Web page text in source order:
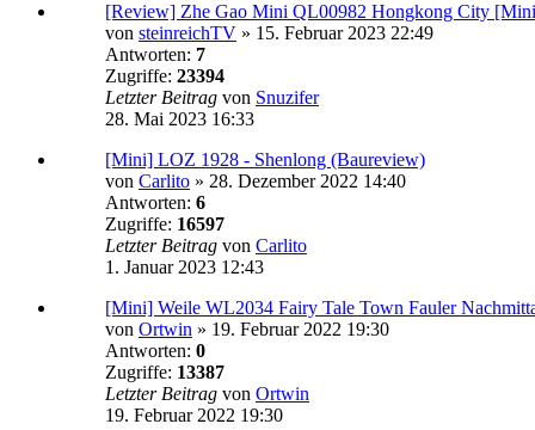
[Review] Zhe Gao Mini QL00982 Hongkong City
von steinreichTV » 15. Februar 2023 22:49
Antworten: 7
Zugriffe: 23394
Letzter Beitrag von Snuzifer
28. Mai 2023 16:33
[Mini] LOZ 1928 - Shenlong (Baureview)
von Carlito » 28. Dezember 2022 14:40
Antworten: 6
Zugriffe: 16597
Letzter Beitrag von Carlito
1. Januar 2023 12:43
[Mini] Weile WL2034 Fairy Tale Town Fauler
von Ortwin » 19. Februar 2022 19:30
Antworten: 0
Zugriffe: 13387
Letzter Beitrag von Ortwin
19. Februar 2022 19:30